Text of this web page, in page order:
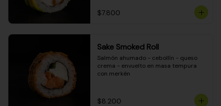
$7.800
Sake Smoked Roll
Salmón ahumado - cebollín - queso
crema - envuelto en masa tempura
con merkén
$8.200